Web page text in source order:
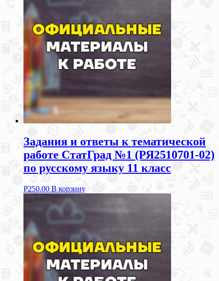
Задания и ответы к тематической
работе СтатГрад №1 (РЯ2510701-02)
по русскому языку 11 класс
Р250.00 В корзину